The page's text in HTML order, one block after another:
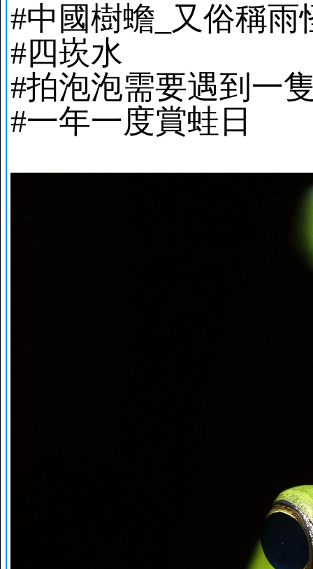
#中國樹蟾_又俗稱雨
#四崁水
#拍泡泡需要遇到一
#一年一度賞蛙日